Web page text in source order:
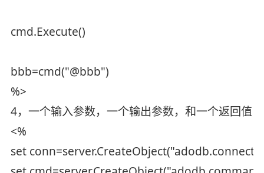
cmd.Execute()
bbb=cmd("@bbb")
%>
4，一个输入参数，一个输出参数，和一个返回值
<%
set